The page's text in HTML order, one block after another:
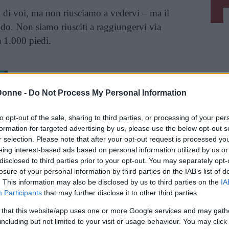
- Do Not Process My Personal Information
opt-out of the sale, sharing to third parties, or processing of your
for targeted advertising by us, please use the below opt-out
selection. Please note that after your opt-out request is processed
interest-based ads based on personal information utilized by us
to third parties prior to your opt-out. You may separately
of your personal information by third parties on the IAB’s list of
This information may also be disclosed by us to third parties on the
Participants that may further disclose it to other third parties.
that this website/app uses one or more Google services and may
but not limited to your visit or usage behaviour. You may
di voi, ma non riusciamo a vedervi – ma il
Non siamo riusciti a raggiungervi via
1.000 piedi.
Principe che solcò i cieli finché fu
abbattuto
a leggere dopo la pubblicità
è rimasto, come detto, un vero e proprio
su un’isola del Pacifico nel 1940 a lungo